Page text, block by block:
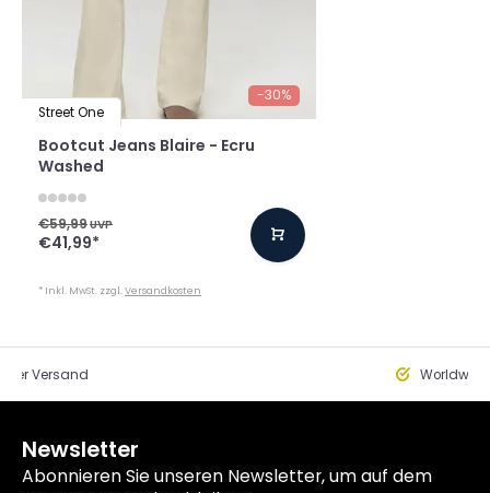
-30%
Street One
Bootcut Jeans Blaire - Ecru
Washed
€59,99UVP
€41,99*
* Inkl. MwSt. zzgl.Versandkosten
Versand
Newsletter
Abonnieren Sie unseren Newsletter, um auf dem